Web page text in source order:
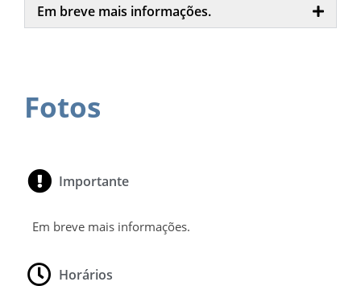
Em breve mais informações.
Fotos
Importante
Em breve mais informações.
Horários